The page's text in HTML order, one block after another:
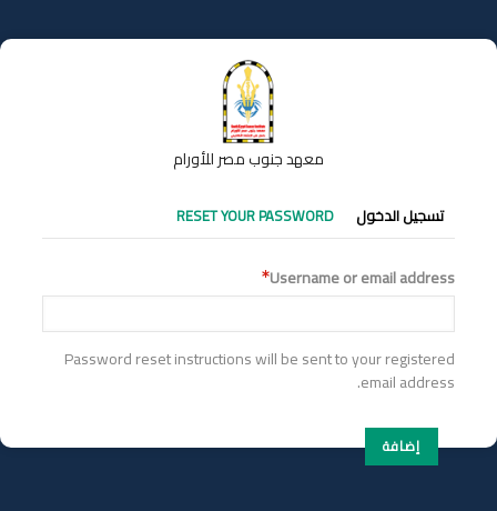
إلى
المحتوى
معهد جنوب مصر للأورام
التبويبات
الأساسية
تسجيل الدخول RESET YOUR PASSWORD
Username or email address
Password reset instructions will be sent to your registered
email address.